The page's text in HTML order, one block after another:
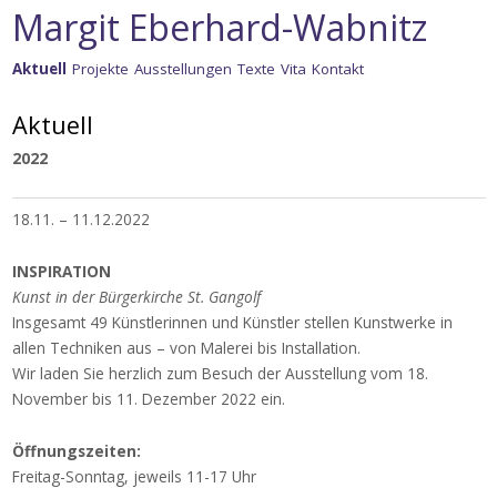
Margit Eberhard-Wabnitz
Inhalt
Aktuell Projekte
Roms
Opulenz
Appropriation
Ausstellungen Texte Vita Kontakt
Aktuell
2022
18.11. – 11.12.2022
INSPIRATION
Kunst in der Bürgerkirche St. Gangolf
Insgesamt 49 Künstlerinnen und Künstler stellen Kunstwerke in
allen Techniken aus – von Malerei bis Installation.
Wir laden Sie herzlich zum Besuch der Ausstellung vom 18.
November bis 11. Dezember 2022 ein.
Öffnungszeiten:
Freitag-Sonntag, jeweils 11-17 Uhr